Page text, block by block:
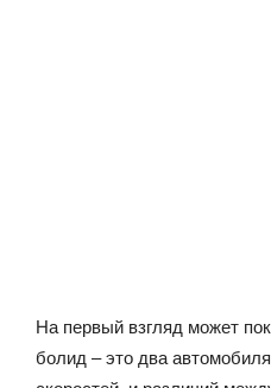
На первый взгляд может
болид – это два